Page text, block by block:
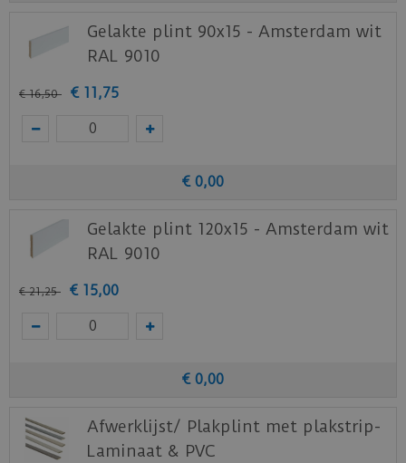
Gelakte plint 90x15 - Amsterdam wit
RAL 9010
€ 16,50 € 11,75
€ 0,00
Gelakte plint 120x15 - Amsterdam wit
RAL 9010
€ 21,25 € 15,00
€ 0,00
Afwerklijst/ Plakplint met plakstrip-
Laminaat & PVC